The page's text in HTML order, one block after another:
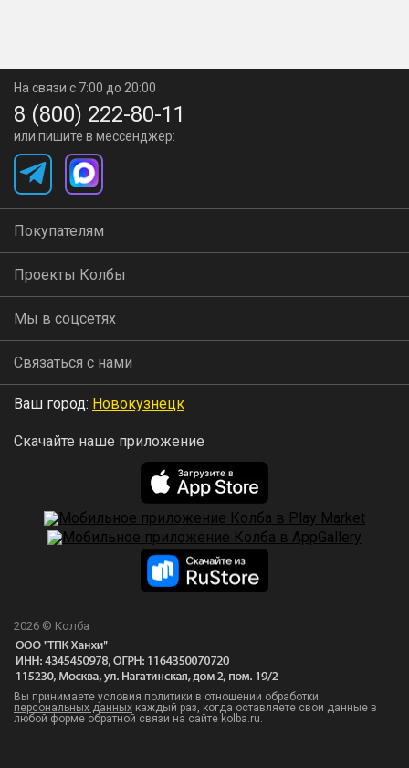
На связи с 7:00 до 20:00
8 (800) 222-80-11
или пишите в мессенджер:
Покупателям
Проекты Колбы
Мы в соцсетях
Связаться с нами
Ваш город: Новокузнецк
Скачайте наше приложение
2026 © Колба
Вы принимаете условия политики в отношении обработки
персональных данных каждый раз, когда оставляете свои данные в
любой форме обратной связи на сайте kolba.ru.